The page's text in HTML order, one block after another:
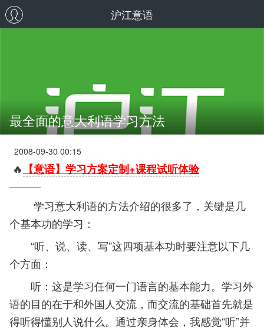
沪江意语
最全面的意大利语学习方法
2008-09-30 00:15
🔥 【意语】学习方案定制+课程试听体验
学习意大利语的方法介绍的很多了，关键是几
个基本功的学习：
“听、说、读、写”这四项基本功时要注意以下几
个方面：
听：这是学习任何一门语言的基本能力。学习外
语的目的在于和外国人交流，而交流的基础首先就是
得听得懂别人说什么。通过亲身体会，我感觉“听”并